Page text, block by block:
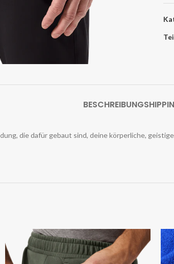
BESCHREIBUNG
die dafür gebaut sind, deine körperliche,